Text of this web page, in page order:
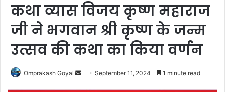
कथा व्यास विजय कृष्ण महाराज
जी ने भगवान श्री कृष्ण के जन्म
उत्सव की कथा का किया वर्णन
Omprakash Goyal
Send September 11, 2024 1 minute read